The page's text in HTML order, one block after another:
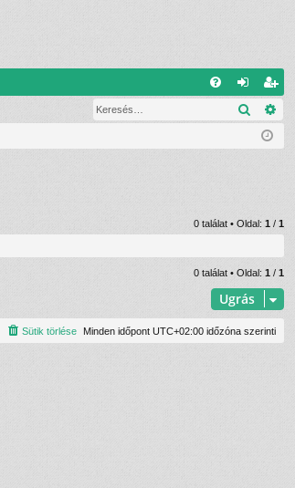
el eg
is
ió
0 találat • Oldal: 1 / 1
0 találat • Oldal: 1 / 1
Ugrás
Minden időpont UTC+02:00 időzóna szerinti
Sütik törlése